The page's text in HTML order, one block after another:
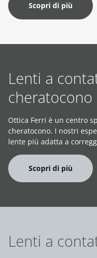
Scopri di più
Lenti a
cheratocono
Ottica Ferri è un centro
cheratocono. I nostri
lente più adatta a
Scopri di più
Lenti a